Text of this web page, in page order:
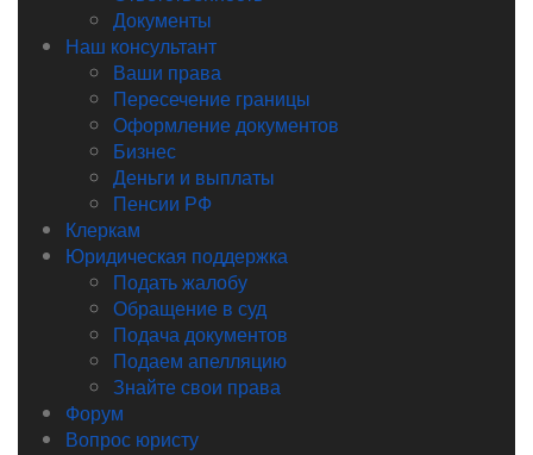
Документы
Наш консультант
Ваши права
Пересечение границы
Оформление документов
Бизнес
Деньги и выплаты
Пенсии РФ
Клеркам
Юридическая поддержка
Подать жалобу
Обращение в суд
Подача документов
Подаем апелляцию
Знайте свои права
Форум
Вопрос юристу